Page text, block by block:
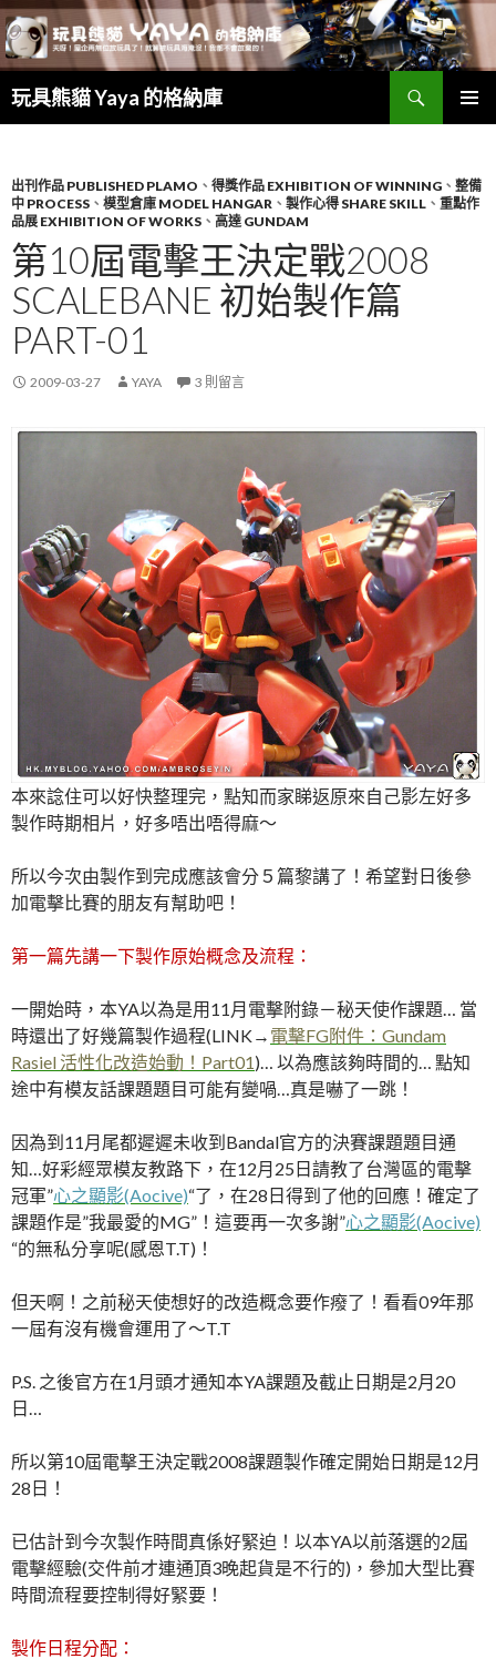
玩具熊貓 Yaya 的格納庫
尋
要
內
容
出刊作品 PUBLISHED PLAMO 、 得獎作品 EXHIBITION OF WINNING 、 整備
中 PROCESS 、 模型倉庫 MODEL HANGAR 、 製作心得 SHARE SKILL 、 重點作
品展 EXHIBITION OF WORKS 、 高達 GUNDAM
第10屆電擊王決定戰2008
SCALEBANE 初始製作篇
PART-01
2009-03-27 YAYA 3 則留言
本來諗住可以好快整理完，點知而家睇返原來自己影左好多
製作時期相片，好多唔出唔得麻～
所以今次由製作到完成應該會分５篇黎講了！希望對日後參
加電擊比賽的朋友有幫助吧！
第一篇先講一下製作原始概念及流程：
一開始時，本YA以為是用11月電擊附錄－秘天使作課題… 當
時還出了好幾篇製作過程(LINK→ 電擊FG附件：Gundam
Rasiel 活性化改造始動！Part01)… 以為應該夠時間的… 點知
途中有模友話課題題目可能有變喎…真是嚇了一跳！
因為到11月尾都遲遲未收到Bandal官方的決賽課題題目通
知…好彩經眾模友教路下，在12月25日請教了台灣區的電擊
冠軍”心之顯影(Aocive)“了，在28日得到了他的回應！確定了
課題作是”我最愛的MG”！這要再一次多謝”心之顯影(Aocive)
“的無私分享呢(感恩T.T)！
但天啊！之前秘天使想好的改造概念要作癈了！看看09年那
一屆有沒有機會運用了～T.T
P.S. 之後官方在1月頭才通知本YA課題及截止日期是2月20
日…
所以第10屆電擊王決定戰2008課題製作確定開始日期是12月
28日！
已估計到今次製作時間真係好緊迫！以本YA以前落選的2屆
電擊經驗(交件前才連通頂3晚起貨是不行的)，參加大型比賽
時間流程要控制得好緊要！
製作日程分配：